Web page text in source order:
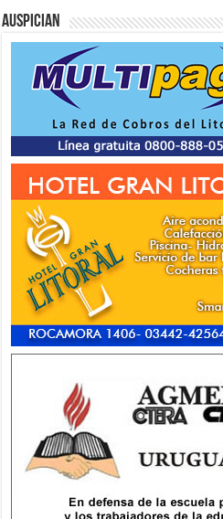
Auspician